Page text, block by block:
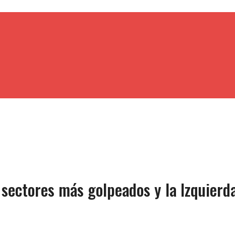
más golpeados y la